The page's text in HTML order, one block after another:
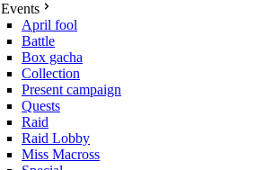
Events
April fool
Battle
Box gacha
Collection
Present campaign
Quests
Raid
Raid Lobby
Miss Macross